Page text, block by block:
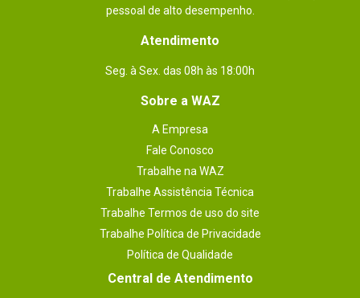
pessoal de alto desempenho.
Atendimento
Seg. à Sex. das 08h às 18:00h
Sobre a WAZ
A Empresa
Fale Conosco
Trabalhe na WAZ
Trabalhe Assistência Técnica
Trabalhe Termos de uso do site
Trabalhe Política de Privacidade
Política de Qualidade
Central de Atendimento